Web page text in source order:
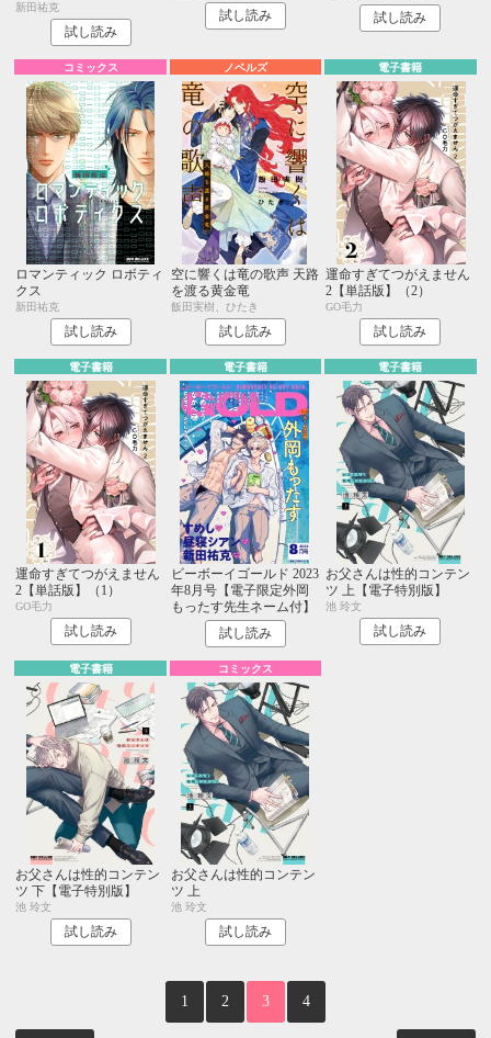
新田祐克
試し読み
試し読み
試し読み
コミックス
ロマンティック ロボティ
クス
新田祐克
試し読み
ノベルズ
空に響くは竜の歌声 天路
を渡る黄金竜
飯田実樹、ひたき
試し読み
電子書籍
運命すぎてつがえません
2【単話版】（2）
GO毛力
試し読み
電子書籍
運命すぎてつがえません
2【単話版】（1）
GO毛力
試し読み
電子書籍
ビーボーイゴールド 2023
年8月号【電子限定外岡
もったす先生ネーム付】
試し読み
電子書籍
お父さんは性的コンテン
ツ 上【電子特別版】
池 玲文
試し読み
電子書籍
お父さんは性的コンテン
ツ 下【電子特別版】
池 玲文
試し読み
コミックス
お父さんは性的コンテン
ツ 上
池 玲文
試し読み
1 2 3 4